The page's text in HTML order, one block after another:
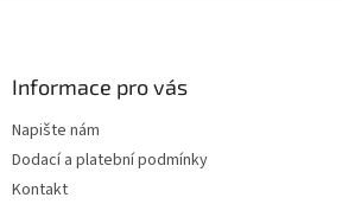
Informace pro vás
Napište nám
Dodací a platební podmínky
Kontakt